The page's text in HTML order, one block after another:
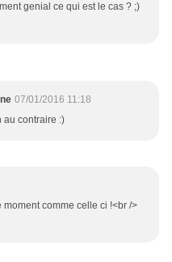
genial ce qui est le cas ? ;)
07/01/2016 11:18
au contraire :)
comme celle ci !<br />